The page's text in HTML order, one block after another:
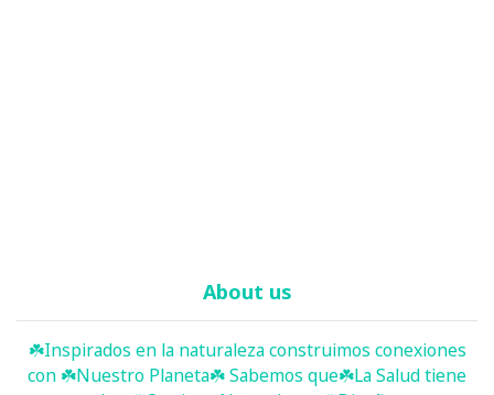
About us
☘️ Inspirados en la naturaleza construimos conexiones
con ☘️ Nuestro Planeta☘️ Sabemos que☘️La Salud tiene